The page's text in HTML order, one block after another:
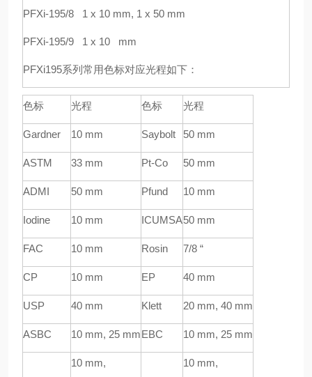
PFXi-195/8 1 x 10 mm, 1 x 50 mm
PFXi-195/9 1 x 10 mm
PFXi195系列常用色标对应光程如下：
色标 光程 色标 光程
Gardner 10 mm Saybolt 50 mm
ASTM 33 mm Pt-Co 50 mm
ADMI 50 mm Pfund 10 mm
Iodine 10 mm ICUMSA50 mm
FAC 10 mm Rosin 7/8 “
CP 10 mm EP 40 mm
USP 40 mm Klett 20 mm, 40 mm
ASBC 10 mm, 25 mmEBC 10 mm, 25 mm
10 mm, 10 mm,